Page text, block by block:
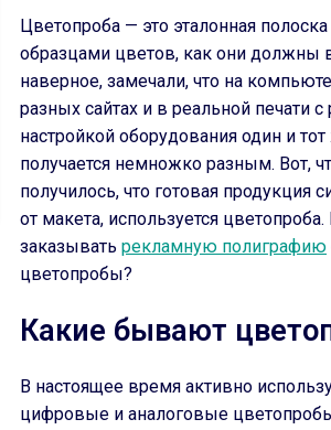
Цветопроба — это эталонная
образцами цветов, как они должны
наверное, замечали, что на
разных сайтах и в реальной печати с
настройкой оборудования один и
получается немножко разным. Вот,
получилось, что готовая продукция
от макета, используется
заказывать рекламную полиграфию
цветопробы?
Какие бывают
В настоящее время активно
цифровые и аналоговые